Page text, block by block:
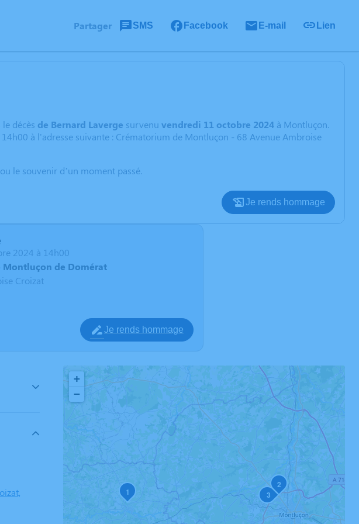
Partager SMS Facebook E-mail Lien
décès de Bernard Laverge survenu vendredi 11 octobre 2024 à Montluçon.
à l'adresse suivante : Crématorium de Montluçon - 68 Avenue Ambroise
le souvenir d’un moment passé.
Je rends hommage
2024 à 14h00
Montluçon de Domérat
Croizat
Je rends hommage
1
2
3
+
−